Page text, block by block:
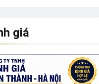
giá